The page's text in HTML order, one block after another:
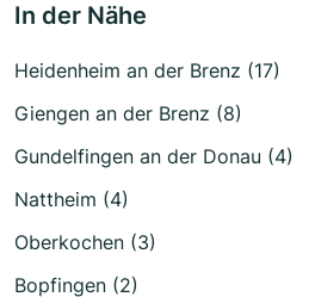
In der Nähe
Heidenheim an der Brenz (17)
Giengen an der Brenz (8)
Gundelfingen an der Donau (4)
Nattheim (4)
Oberkochen (3)
Bopfingen (2)